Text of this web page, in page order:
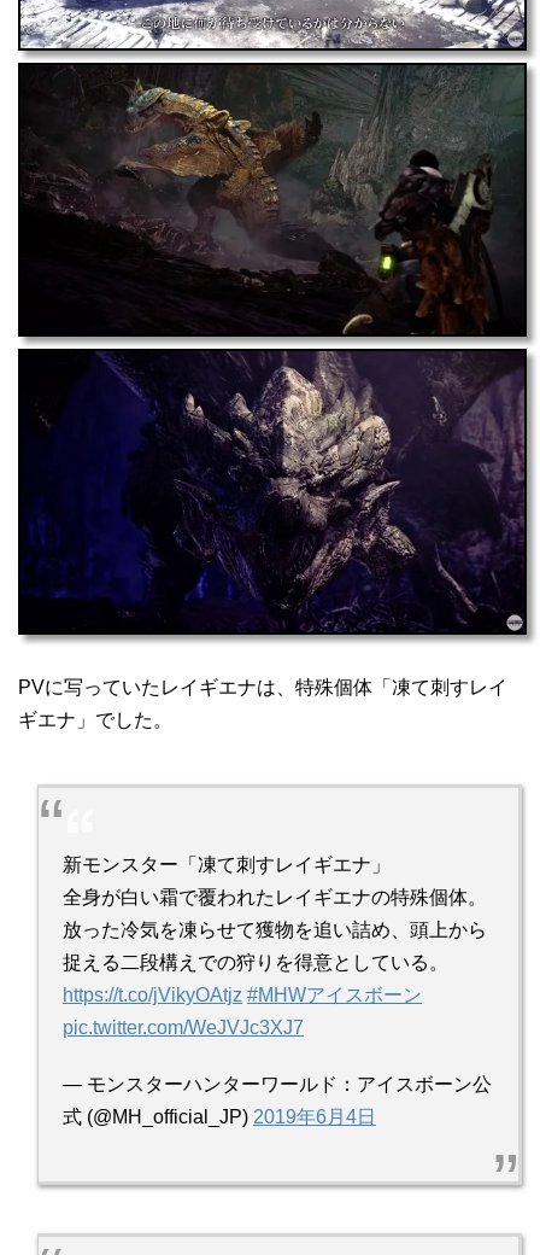
PVに写っていたレイギエナは、特殊個体「凍て刺すレイ
ギエナ」でした。
新モンスター「凍て刺すレイギエナ」
全身が白い霜で覆われたレイギエナの特殊個体。
放った冷気を凍らせて獲物を追い詰め、頭上から
捉える二段構えでの狩りを得意としている。
https://t.co/jVikyOAtjz #MHWアイスボーン
pic.twitter.com/WeJVJc3XJ7
— モンスターハンターワールド：アイスボーン公
式 (@MH_official_JP) 2019年6月4日